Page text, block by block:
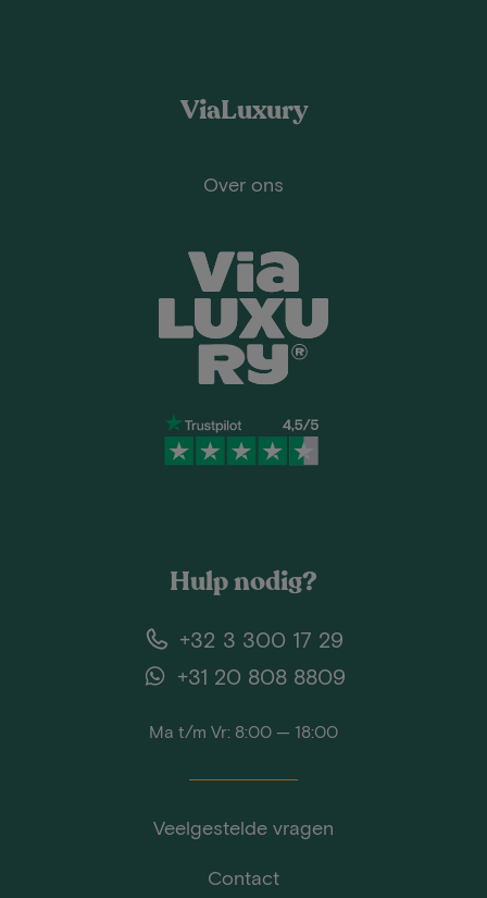
ViaLuxury
Over ons
Hulp nodig?
+32 3 300 17 29
+31 20 808 8809
Ma t/m Vr: 8:00 — 18:00
Veelgestelde vragen
Contact